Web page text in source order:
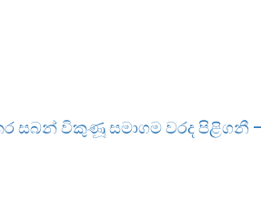
සබන් විකුණූ සමාගම වරද පිළිගනී –